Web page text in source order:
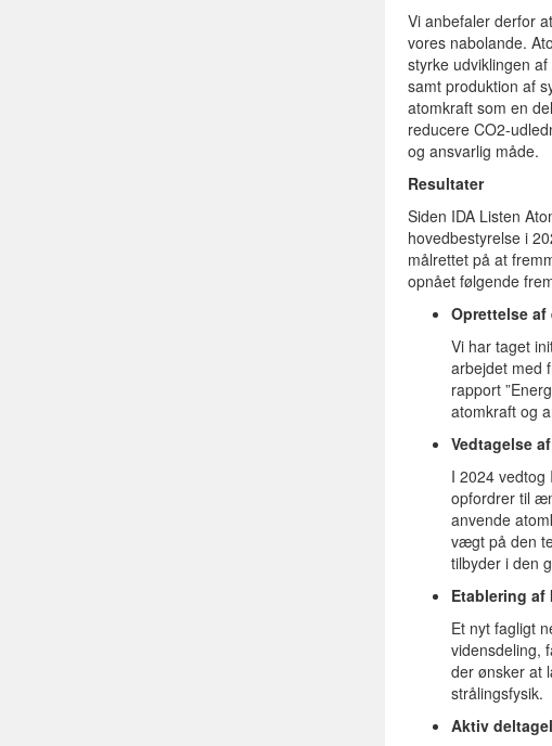
Vi anbefaler derfor
vores nabolande.
styrke udviklingen
samt produktion af
atomkraft som en
reducere CO2-
og ansvarlig måde.
Resultater
Siden IDA Listen
hovedbestyrelse i
målrettet på at
opnået følgende
Oprettelse
Vi har taget
arbejdet med
rapport
atomkraft og
Vedtagelse
I 2024 vedtog
opfordrer til
anvende
vægt på den
tilbyder i den
Etablering af
Et nyt fagligt
vidensdeling,
der ønsker at
strålingsfysik.
Aktiv